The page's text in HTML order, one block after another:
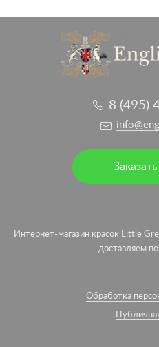
8 (495)
Интернет-магазин красок Little
доставляем по
Обработка